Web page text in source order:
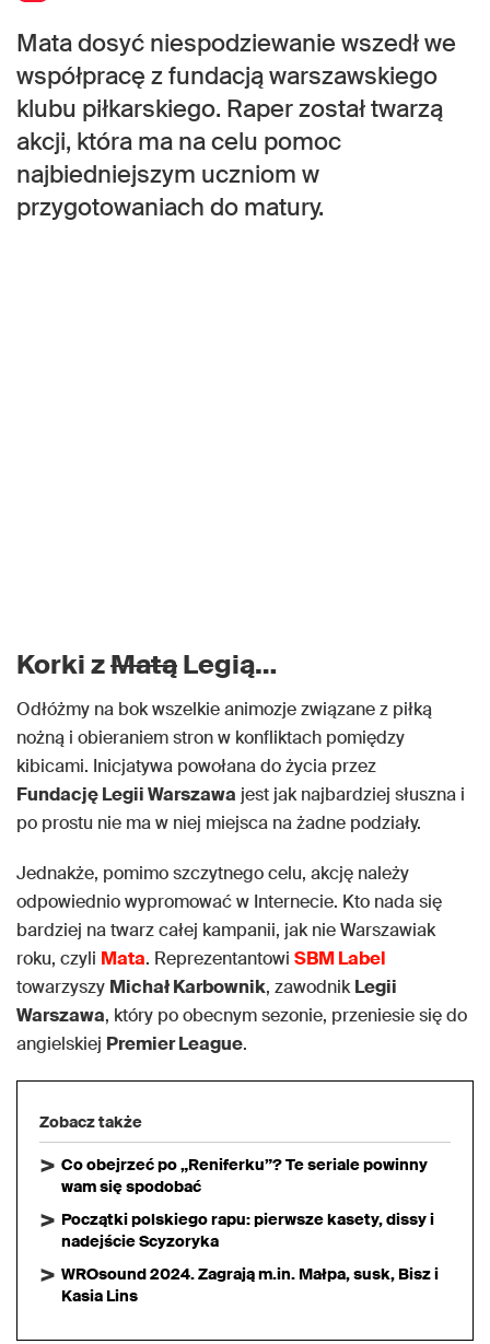
Mata dosyć niespodziewanie wszedł we
współpracę z fundacją warszawskiego
klubu piłkarskiego. Raper został twarzą
akcji, która ma na celu pomoc
najbiedniejszym uczniom w
przygotowaniach do matury.
Korki zMatąLegią…
Odłóżmy na bok wszelkie animozje związane z piłką
nożną i obieraniem stron w konfliktach pomiędzy
kibicami. Inicjatywa powołana do życia przez
Fundację Legii Warszawa jest jak najbardziej słuszna i
po prostu nie ma w niej miejsca na żadne podziały.
Jednakże, pomimo szczytnego celu, akcję należy
odpowiednio wypromować w Internecie. Kto nada się
bardziej na twarz całej kampanii, jak nie Warszawiak
roku, czyli Mata. Reprezentantowi SBM Label
towarzyszy Michał Karbownik, zawodnikLegii
Warszawa, który po obecnym sezonie, przeniesie się do
angielskiej Premier League.
Zobacz także
Co obejrzeć po „Reniferku”? Te seriale powinny
wam się spodobać
Początki polskiego rapu: pierwsze kasety, dissy i
nadejście Scyzoryka
WROsound 2024. Zagrają m.in. Małpa, susk, Bisz i
Kasia Lins